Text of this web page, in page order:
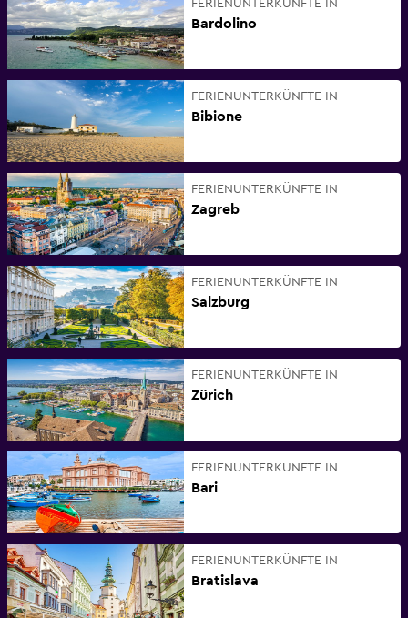
FERIENUNTERKÜNFTE IN
Bardolino
FERIENUNTERKÜNFTE IN
Bibione
FERIENUNTERKÜNFTE IN
Zagreb
FERIENUNTERKÜNFTE IN
Salzburg
FERIENUNTERKÜNFTE IN
Zürich
FERIENUNTERKÜNFTE IN
Bari
FERIENUNTERKÜNFTE IN
Bratislava